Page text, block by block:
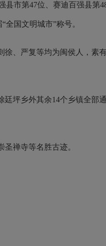
市第47位、赛迪百强县第
国文明城市”称号。
徐、严复等均为闽侯人，素
廷坪乡外其余14个乡镇全部
禅寺等名胜古迹。